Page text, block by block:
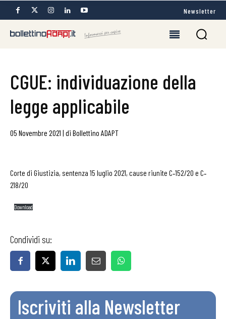
Newsletter
CGUE: individuazione della
legge applicabile
05 Novembre 2021 | di Bollettino ADAPT
Corte di Giustizia, sentenza 15 luglio 2021, cause riunite C‐152/20 e C‐
218/20
Download
Condividi su:
Iscriviti alla Newsletter